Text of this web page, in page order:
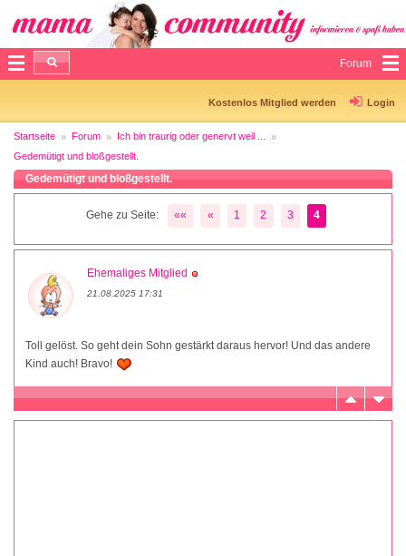
Forum
Kostenlos Mitglied werden Login
Startseite Forum
Ich bin traurig oder genervt weil ...
Gedemütigt und bloßgestellt.
Gedemütigt und bloßgestellt.
Gehe zu Seite: «« « 1 2 3 4
Ehemaliges Mitglied
21.08.2025 17:31
Toll gelöst. So geht dein Sohn gestärkt daraus hervor! Und das andere
Kind auch! Bravo!